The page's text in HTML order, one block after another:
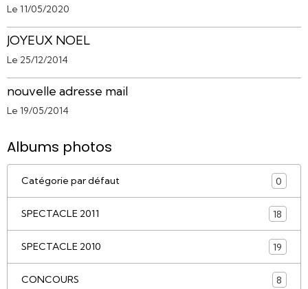
Le 11/05/2020
JOYEUX NOEL
Le 25/12/2014
nouvelle adresse mail
Le 19/05/2014
Albums photos
Catégorie par défaut 0
SPECTACLE 2011 18
SPECTACLE 2010 19
CONCOURS 8